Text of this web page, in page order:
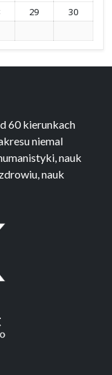
29
30
60 kierunkach
niemal
nauk
nauk